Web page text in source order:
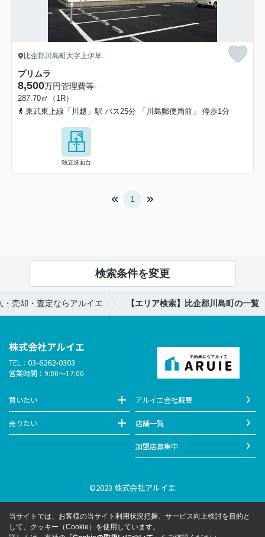
比企郡川島町大字上伊草
プリムラ
8,500万円管理費等-
287.70㎡（1R）
東武東上線「川越」駅 バス25分 「川島郵便局前」 停歩1分
独立洗面台
1
検索条件を変更
・売却・査定ならアルイエ 【エリア検索】比企郡川島町の一覧
株式会社アルイエ
TEL： 03-6262-0303
営業時間：9:00～17:00
買いたい
売りたい
アルイエ会社概要
店舗一覧
加盟店募集中
©2023 株式会社アルイエ
当サイトでは、お客様の当サイト利用状況把握、サービス向上検討を目的と
して、クッキー（Cookie）を使用しています。